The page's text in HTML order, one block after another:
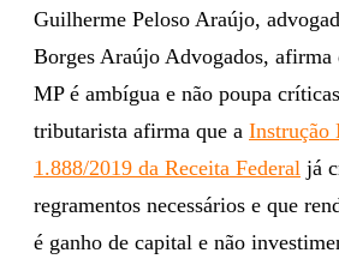
Guilherme Peloso Araújo,
Borges Araújo Advogados, afirma
MP é ambígua e não poupa
tributarista afirma que a Instrução
1.888/2019 da Receita Federal já
regramentos necessários e que
é ganho de capital e não